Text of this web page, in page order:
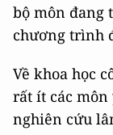
bộ môn đang
chương trình
Về khoa học
rất ít các
nghiên cứu